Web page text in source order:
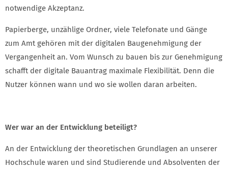
notwendige Akzeptanz.
Papierberge, unzählige Ordner, viele Telefonate und Gänge
zum Amt gehören mit der digitalen Baugenehmigung der
Vergangenheit an. Vom Wunsch zu bauen bis zur Genehmigung
schafft der digitale Bauantrag maximale Flexibilität. Denn die
Nutzer können wann und wo sie wollen daran arbeiten.
Wer war an der Entwicklung beteiligt?
An der Entwicklung der theoretischen Grundlagen an unserer
Hochschule waren und sind Studierende und Absolventen der